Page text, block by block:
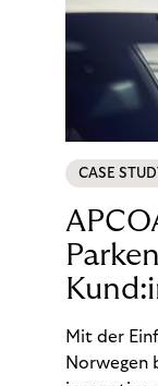
CASE
Mit der
Norwegen